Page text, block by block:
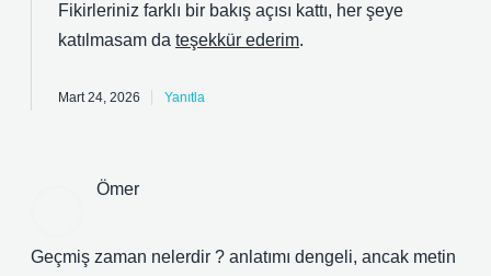
Fikirleriniz farklı bir bakış açısı kattı, her şeye
katılmasam da teşekkür ederim.
Mart 24, 2026 Yanıtla
Ömer
Geçmiş zaman nelerdir ? anlatımı dengeli, ancak metin